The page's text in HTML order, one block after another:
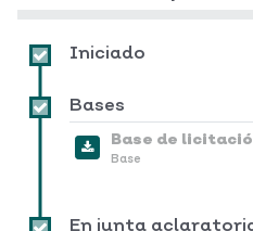
Iniciado
Bases
Base de
Base
En junta